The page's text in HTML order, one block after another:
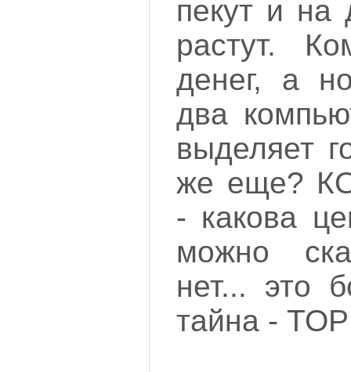
пекут и на
растут.
денег, а
два
выделяет
же еще?
- какова
можно
нет... это
тайна -